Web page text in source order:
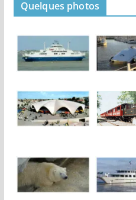
Quelques photos